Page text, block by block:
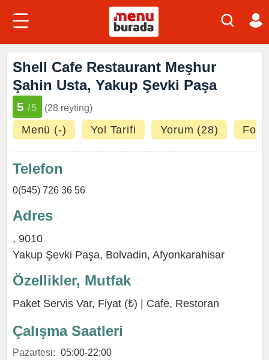
Shell Cafe Restaurant Meşhur
Şahin Usta, Yakup Şevki Paşa
5 /5 (28 reyting)
Menü (-) Yol Tarifi Yorum (28)
Telefon
0(545) 726 36 56
Adres
, 9010
Yakup Şevki Paşa, Bolvadin, Afyonkarahisar
Özellikler, Mutfak
Paket Servis Var, Fiyat (₺) | Cafe, Restoran
Çalışma Saatleri
Pazartesi: 05:00-22:00